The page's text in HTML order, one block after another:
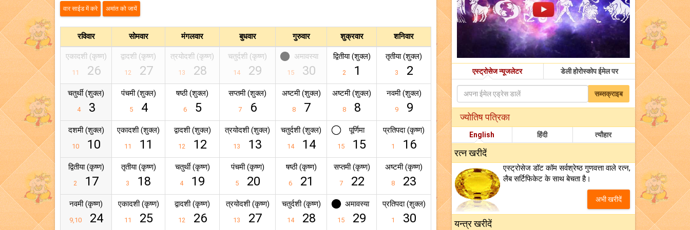
रविवार सोमवार मंगलवार बुधवार गुरुवार शुक्रवार शनिवार
एकादशी (कृष्ण)
11 26
द्वादशी (कृष्ण)
12 27
त्रयोदशी (कृष्ण)
13 28
चतुर्दशी (कृष्ण)
14 29
अमावस्या
15 30
द्वितीया (शुक्ल)
2 1
तृतीया (शुक्ल)
3 2
चतुर्थी (शुक्ल)
4 3
पंचमी (शुक्ल)
5 4
षष्ठी (शुक्ल)
6 5
सप्तमी (शुक्ल)
7 6
अष्टमी (शुक्ल)
8 7
अष्टमी (शुक्ल)
8 8
नवमी (शुक्ल)
9 9
दशमी (शुक्ल)
10 10
एकादशी (शुक्ल)
11 11
द्वादशी (शुक्ल)
12 12
त्रयोदशी (शुक्ल)
13 13
चतुर्दशी (शुक्ल)
14 14
पूर्णिमा
15 15
प्रतिपदा (कृष्ण)
1 16
द्वितीया (कृष्ण)
2 17
तृतीया (कृष्ण)
3 18
चतुर्थी (कृष्ण)
4 19
पंचमी (कृष्ण)
5 20
षष्ठी (कृष्ण)
6 21
सप्तमी (कृष्ण)
7 22
अष्टमी (कृष्ण)
8 23
नवमी (कृष्ण)
9,10 24
एकादशी (कृष्ण)
11 25
द्वादशी (कृष्ण)
12 26
त्रयोदशी (कृष्ण)
13 27
चतुर्दशी (कृष्ण)
14 28
अमावस्या
15 29
प्रतिपदा (शुक्ल)
1 30
एस्ट्रोसेज न्यूजलेटर डेली होरोस्कोप ईमेल पर
सब्सक्राइब
ज्योतिष पत्रिका
English हिंदी त्यौहार
रत्न खरीदें
एस्ट्रोसेज डॉट कॉम सर्वश्रेष्ठ गुणवत्ता वाले रत्न,
लैब सर्टिफिकेट के साथ बेचता है।
अभी खरीदें
यन्त्र खरीदें